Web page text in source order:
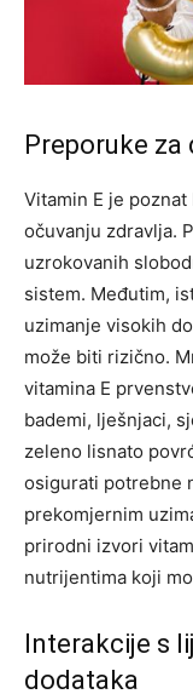
Preporuke
Vitamin E je
očuvanju zdravlja.
uzrokovanih
sistem. Međutim,
uzimanje visokih
može biti rizično.
vitamina E
bademi, lješnjaci,
zeleno lisnato
osigurati potrebne
prekomjernim
prirodni izvori
nutrijentima koji
Interakcije s
dodataka